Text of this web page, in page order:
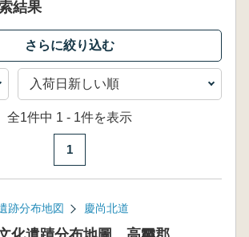
結果
全1件中 1 - 1件を表示
1
跡分布地図 慶尚北道